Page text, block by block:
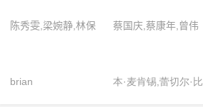
陈秀雯,梁婉静,林保
蔡国庆,蔡康年,曾伟
邓一君,冯素波,关菁,
brian
本·麦肯锡,蕾切尔·比